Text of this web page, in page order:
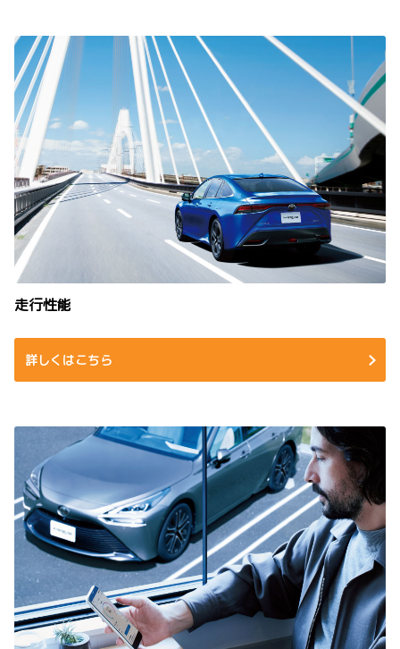
走行性能
詳しくはこちら